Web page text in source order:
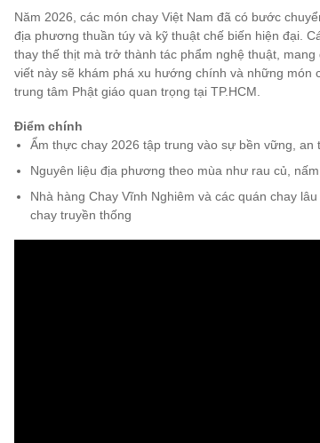
Năm 2026, các món chay Việt Nam đã có bước
địa phương thuần túy và kỹ thuật chế biến hiện đại.
thay thế thịt mà trở thành tác phẩm nghệ thuật,
viết này sẽ khám phá xu hướng chính và những
trung tâm Phật giáo quan trọng tại TP.HCM.
Điểm chính
Ẩm thực chay 2026 tập trung vào sự bền vững,
Nguyên liệu địa phương theo mùa như rau củ,
Nhà hàng Chay Vĩnh Nghiêm và các quán chay
chay truyền thống